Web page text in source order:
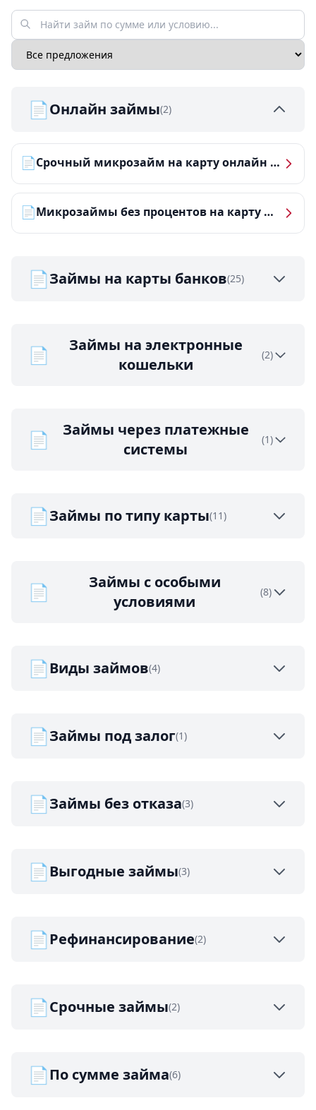
📄Онлайн займы(2)
📄 Срочный микрозайм на карту онлайн — получить деньги за 5 минут
📄 Микрозаймы без процентов на карту — ТОП-10 за 2026 год
📄Займы на карты банков(25)
📄
Займы на электронные
кошельки
(2)
📄
Займы через платежные
системы
(1)
📄Займы по типу карты(11)
📄
Займы с особыми
условиями
(8)
📄Виды займов(4)
📄Займы под залог(1)
📄Займы без отказа(3)
📄Выгодные займы(3)
📄Рефинансирование(2)
📄Срочные займы(2)
📄По сумме займа(6)